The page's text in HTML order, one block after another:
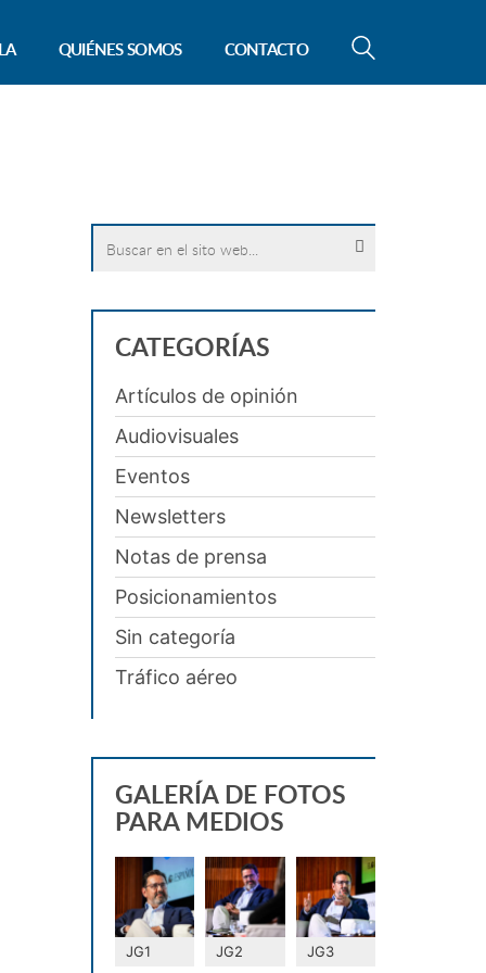
QUIÉNES SOMOS CONTACTO
for:
CATEGORÍAS
Artículos de opinión
Audiovisuales
Eventos
Newsletters
Notas de prensa
Posicionamientos
Sin categoría
Tráfico aéreo
GALERÍA DE FOTOS
PARA MEDIOS
JG1 JG2 JG3